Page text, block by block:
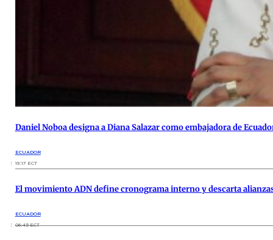
Daniel Noboa designa a Diana Salazar como embajadora de
ECUADOR
19:17 ECT
El movimiento ADN define cronograma interno y descarta
ECUADOR
06:45 ECT